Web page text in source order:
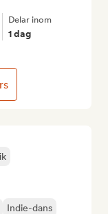
Indie-dans
Delar inom
1 dag